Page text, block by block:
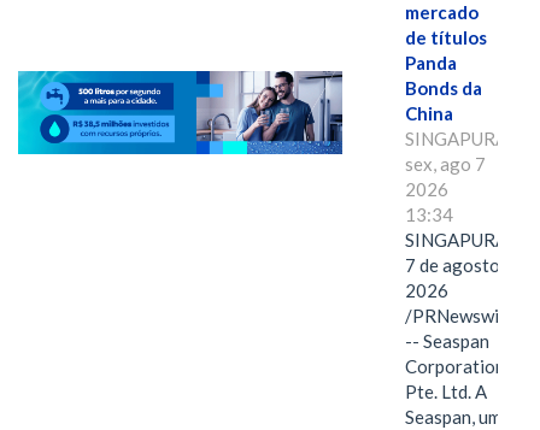
mercado
de títulos
Panda
Bonds da
China
SINGAPURA,
sex, ago 7
2026
13:34
SINGAPURA,
7 de agosto de
2026
/PRNewswire/
-- Seaspan
Corporation
Pte. Ltd. A
Seaspan, uma